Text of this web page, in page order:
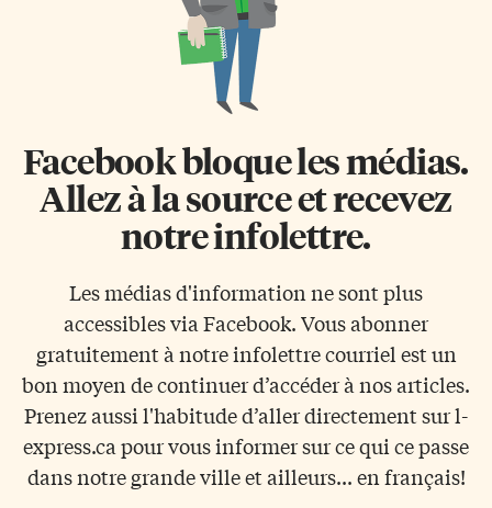
Facebook bloque les médias.
Allez à la source et recevez
notre infolettre.
Les médias d'information ne sont plus
accessibles via Facebook. Vous abonner
gratuitement à notre infolettre courriel est un
bon moyen de continuer d’accéder à nos articles.
Prenez aussi l'habitude d’aller directement sur l-
express.ca pour vous informer sur ce qui ce passe
dans notre grande ville et ailleurs... en français!